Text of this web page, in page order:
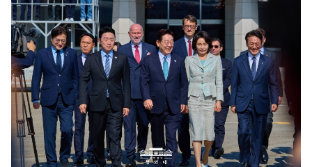
『Money1』
韓国は「中国と同じく」投資に不適格な国
だ。
『Money1』
『韓国銀行』が「金の保有量を増やしま
す」⇒「金を経由するドル入手」手段ではないのか？
『Money1』
韓国･外為取引量「1日当たり1,214.4億ド
ル」まで拡大 ⇒ 海外資金の動きに強く左右される状態
『Money1』
韓国･帰ってきた李在明。李在明を支持しな
い「50.5％」に上昇
『Money1』
韓国大統領府ボンクラ政策室長が告発され